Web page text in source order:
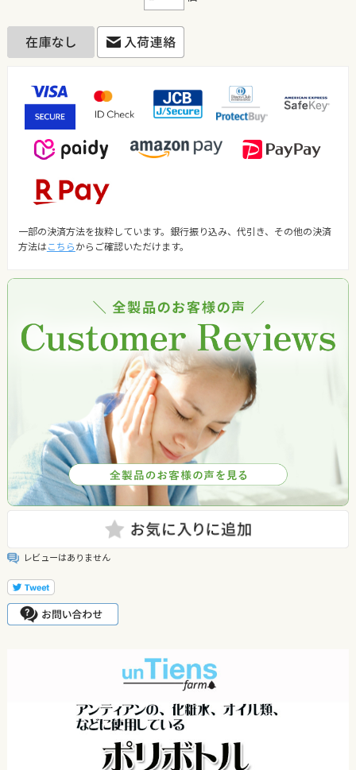
一部の決済方法を抜粋しています。銀行振り込み、代引き、その他の決済
方法は こちら からご確認いただけます。
レビューはありません